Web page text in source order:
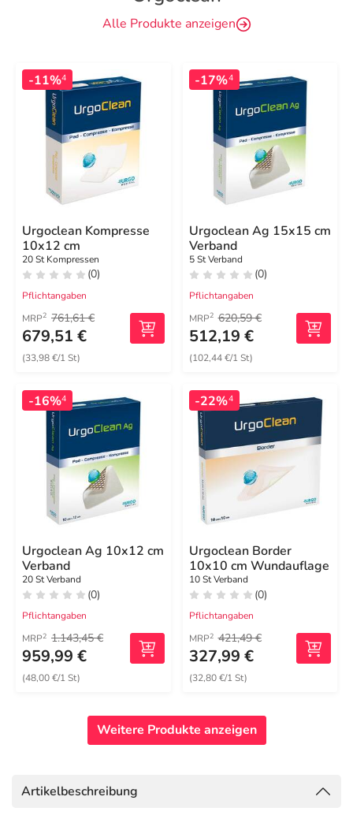
Alle Produkte anzeigen
-11%4
Urgoclean Kompresse
10x12 cm
20 St Kompressen
(0)
Pflichtangaben
MRP2 761,61 €
679,51 €
(33,98 €/1 St)
-17%4
Urgoclean Ag 15x15 cm
Verband
5 St Verband
(0)
Pflichtangaben
MRP2 620,59 €
512,19 €
(102,44 €/1 St)
-16%4
Urgoclean Ag 10x12 cm
Verband
20 St Verband
(0)
Pflichtangaben
MRP2 1.143,45 €
959,99 €
(48,00 €/1 St)
-22%4
Urgoclean Border
10x10 cm Wundauflage
10 St Verband
(0)
Pflichtangaben
MRP2 421,49 €
327,99 €
(32,80 €/1 St)
Weitere Produkte anzeigen
Artikelbeschreibung